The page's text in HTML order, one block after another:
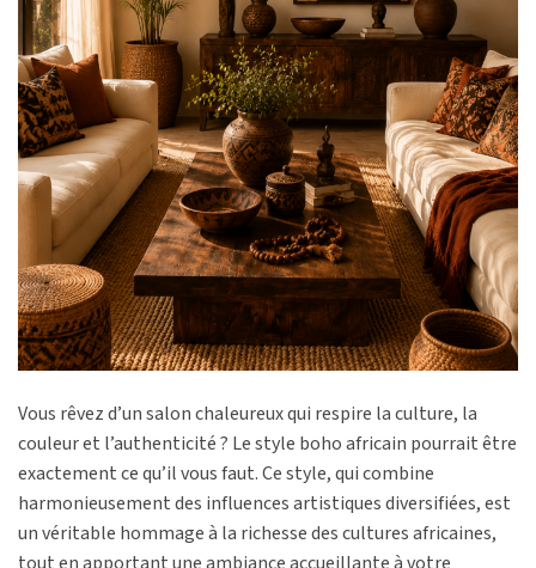
Vous rêvez d’un salon chaleureux qui respire la culture, la
couleur et l’authenticité ? Le style boho africain pourrait être
exactement ce qu’il vous faut. Ce style, qui combine
harmonieusement des influences artistiques diversifiées, est
un véritable hommage à la richesse des cultures africaines,